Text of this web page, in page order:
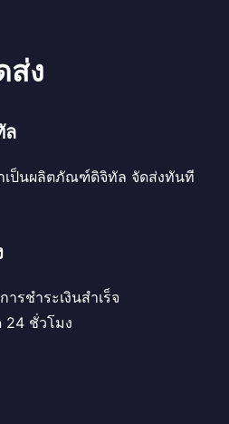
ส่ง
ล
เป็นผลิตภัณฑ์ดิจิทัล จัดส่งทันที
รชำระเงินสำเร็จ
24 ชั่วโมง